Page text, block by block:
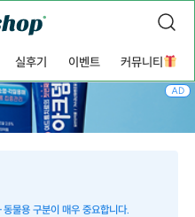
실후기 이벤트 커뮤니티
물용 구분이 매우 중요합니다.
AD